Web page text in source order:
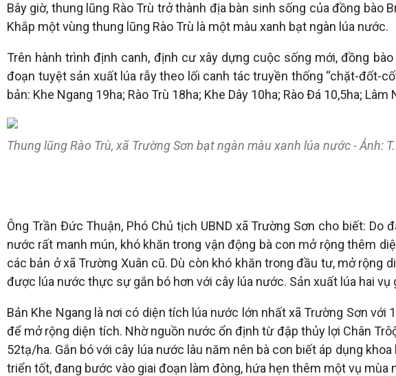
Bây giờ, thung lũng Rào Trù trở thành địa bàn sinh sống của đồng bào
Khắp một vùng thung lũng Rào Trù là một màu xanh bạt ngàn lúa nước.
Trên hành trình định canh, định cư xây dựng cuộc sống mới, đồng
đoạn tuyệt sản xuất lúa rẫy theo lối canh tác truyền thống “chặt-đốt-
bản: Khe Ngang 19ha; Rào Trù 18ha; Khe Dây 10ha; Rào Đá 10,5ha; Lâm
Thung lũng Rào Trù, xã Trường Sơn bạt ngàn màu xanh lúa nước - Ảnh:
Ông Trần Đức Thuận, Phó Chủ tịch UBND xã Trường Sơn cho biết:
nước rất manh mún, khó khăn trong vận động bà con mở rộng thêm
các bản ở xã Trường Xuân cũ. Dù còn khó khăn trong đầu tư, mở rộng
được lúa nước thực sự gắn bó hơn với cây lúa nước. Sản xuất lúa hai
Bản Khe Ngang là nơi có diện tích lúa nước lớn nhất xã Trường Sơn
để mở rộng diện tích. Nhờ nguồn nước ổn định từ đập thủy lợi Chân
52tạ/ha. Gắn bó với cây lúa nước lâu năm nên bà con biết áp dụng
triển tốt, đang bước vào giai đoạn làm đòng, hứa hẹn thêm một vụ mùa